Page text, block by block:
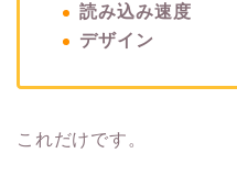
読み込み速度
デザイン
これだけです。